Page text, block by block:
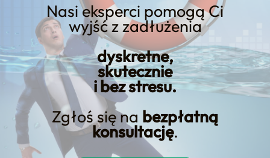
Nasi eksperci pomogą Ci
wyjść z zadłużenia
dyskretne,
skutecznie
i bez stresu.
Zgłoś się na bezpłatną
konsultację.
Czy Wspólnik Spółki
Z.o.o może Ogłosić
Upadłość
Konsumencką?
Czy wspólnik spółki z o.o. może ogłosić upadłość